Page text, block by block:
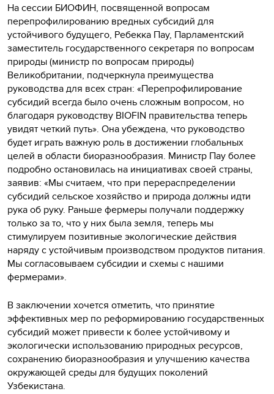
На сессии БИОФИН, посвященной вопросам
перепрофилированию вредных субсидий для
устойчивого будущего, Ребекка Пау, Парламентский
заместитель государственного секретаря по вопросам
природы (министр по вопросам природы)
Великобритании, подчеркнула преимущества
руководства для всех стран: «Перепрофилирование
субсидий всегда было очень сложным вопросом, но
благодаря руководству BIOFIN правительства теперь
увидят четкий путь». Она убеждена, что руководство
будет играть важную роль в достижении глобальных
целей в области биоразнообразия. Министр Пау более
подробно остановилась на инициативах своей страны,
заявив: «Мы считаем, что при перераспределении
субсидий сельское хозяйство и природа должны идти
рука об руку. Раньше фермеры получали поддержку
только за то, что у них была земля, теперь мы
стимулируем позитивные экологические действия
наряду с устойчивым производством продуктов питания.
Мы согласовываем субсидии и схемы с нашими
фермерами».
В заключении хочется отметить, что принятие
эффективных мер по реформированию государственных
субсидий может привести к более устойчивому и
экологически использованию природных ресурсов,
сохранению биоразнообразия и улучшению качества
окружающей среды для будущих поколений
Узбекистана.